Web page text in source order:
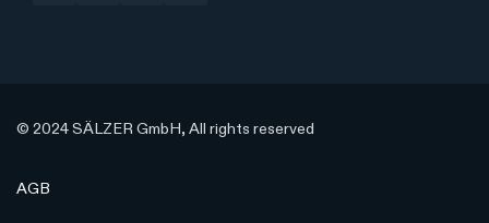
© 2024 SÄLZER GmbH, All rights reserved
AGB